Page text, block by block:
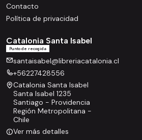
Contacto
Política de privacidad
Catalonia Santa Isabel
Punto de recogida
santaisabel@libreriacatalonia.cl
+56227428556
Catalonia Santa Isabel
Santa Isabel 1235
Santiago - Providencia
Región Metropolitana -
Chile
Ver más detalles